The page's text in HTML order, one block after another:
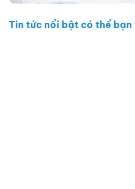
Tin tức nổi bật có thể bạn